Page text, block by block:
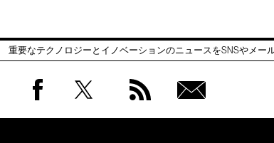
重要なテクノロジーとイノベーションのニュースをSNSやメー
会員